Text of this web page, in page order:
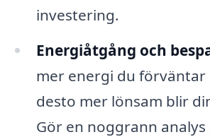
investering.
Energiåtgång och
mer energi du förväntar
desto mer lönsam blir
Gör en noggrann analys